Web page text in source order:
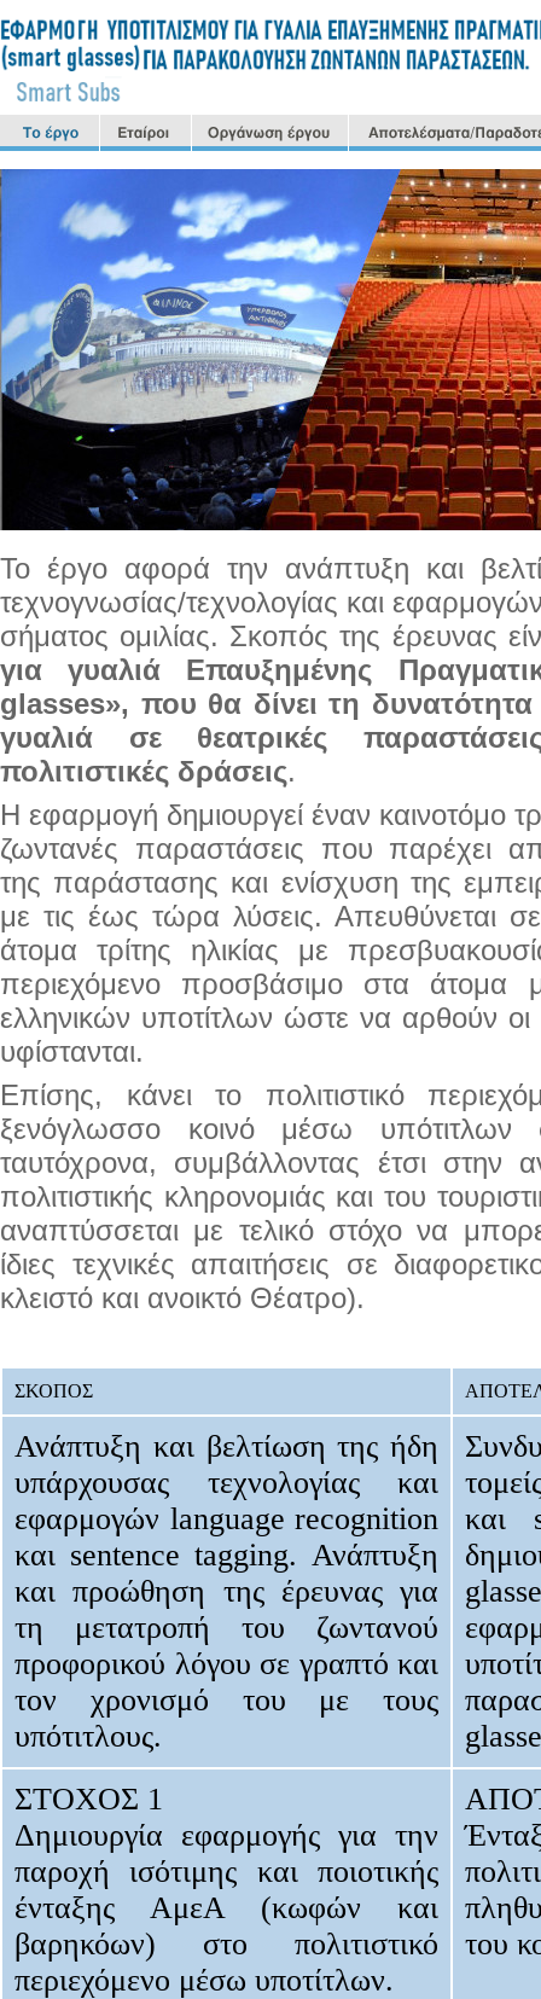
Το έργο αφορά την ανάπτυξη και
τεχνογνωσίας/τεχνολογίας και
σήματος ομιλίας. Σκοπός της έρευνας
για γυαλιά Επαυξημένης
glasses», που θα δίνει τη
γυαλιά σε θεατρικές
πολιτιστικές δράσεις.
Η εφαρμογή δημιουργεί έναν καινοτόμο
ζωντανές παραστάσεις που παρέχει
της παράστασης και ενίσχυση της
με τις έως τώρα λύσεις. Απευθύνεται
άτομα τρίτης ηλικίας με
περιεχόμενο προσβάσιμο στα
ελληνικών υποτίτλων ώστε να αρθούν οι
υφίστανται.
Επίσης, κάνει το πολιτιστικό
ξενόγλωσσο κοινό μέσω υπότιτλων
ταυτόχρονα, συμβάλλοντας έτσι στην
πολιτιστικής κληρονομιάς και του
αναπτύσσεται με τελικό στόχο να
ίδιες τεχνικές απαιτήσεις σε
κλειστό και ανοικτό Θέατρο).
ΣΚΟΠΟΣ
Ανάπτυξη και βελτίωση της ήδη
υπάρχουσας τεχνολογίας και
εφαρμογών language recognition
και sentence tagging. Ανάπτυξη
και προώθηση της έρευνας για
τη μετατροπή του ζωντανού
προφορικού λόγου σε γραπτό και
τον χρονισμό του με τους
υπότιτλους.
και
ΣΤΟΧΟΣ 1
Δημιουργία εφαρμογής για την
παροχή ισότιμης και ποιοτικής
ένταξης ΑμεΑ (κωφών και
βαρηκόων) στο πολιτιστικό
περιεχόμενο μέσω υποτίτλων.
του